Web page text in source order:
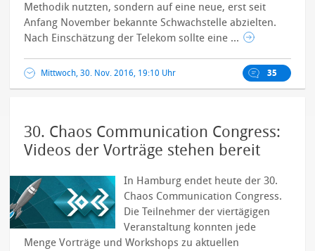
Methodik nutzten, sondern auf eine neue, erst seit
Anfang November bekannte Schwachstelle abzielten.
Nach Einschätzung der Telekom sollte eine ...
Mittwoch, 30. Nov. 2016, 19:10 Uhr 35
30. Chaos Communication Congress:
Videos der Vorträge stehen bereit
In Hamburg endet heute der 30.
Chaos Communication Congress.
Die Teilnehmer der viertägigen
Veranstaltung konnten jede
Menge Vorträge und Workshops zu aktuellen